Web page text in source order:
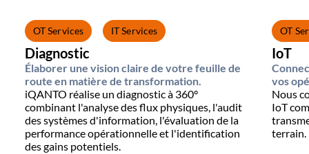
OT Services IT Services
Diagnostic
Élaborer une vision claire de votre feuille de
route en matière de transformation.
iQANTO réalise un diagnostic à 360°
combinant l'analyse des flux physiques, l'audit
des systèmes d'information, l'évaluation de la
performance opérationnelle et l'identification
des gains potentiels.
OT
IoT
vos
Nous
IoT
terrain.